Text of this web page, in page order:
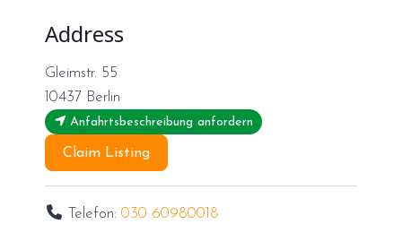
Address
Gleimstr. 55
10437 Berlin
Anfahrtsbeschreibung anfordern
Claim Listing
Telefon:030 60980018